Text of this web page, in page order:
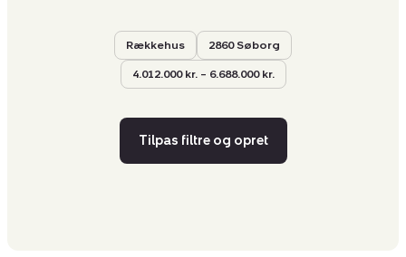
Rækkehus 2860 Søborg
4.012.000 kr. – 6.688.000 kr.
Tilpas filtre og opret